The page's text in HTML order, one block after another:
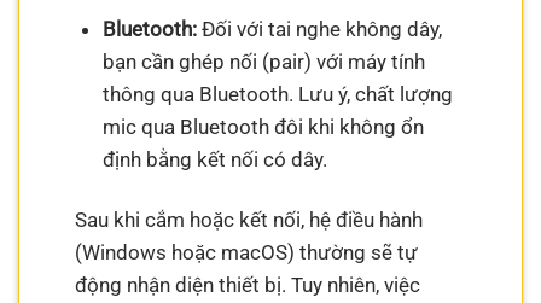
Bluetooth:Đối với tai nghe không dây,
bạn cần ghép nối (pair) với máy tính
thông qua Bluetooth. Lưu ý, chất lượng
mic qua Bluetooth đôi khi không ổn
định bằng kết nối có dây.
Sau khi cắm hoặc kết nối, hệ điều hành
(Windows hoặc macOS) thường sẽ tự
động nhận diện thiết bị. Tuy nhiên, việc